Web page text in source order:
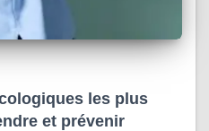
les plus
et prévenir